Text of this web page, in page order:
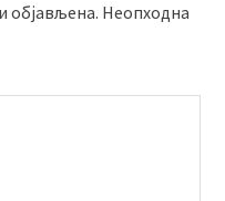
објављена. Неопходна